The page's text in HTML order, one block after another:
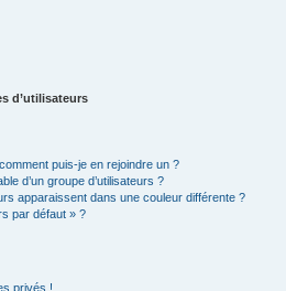
d’utilisateurs
puis-je en rejoindre un ?
d’un groupe d’utilisateurs ?
apparaissent dans une couleur différente ?
par défaut » ?
privés !